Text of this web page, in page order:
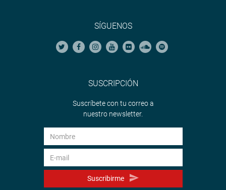
SÍGUENOS
SUSCRIPCIÓN
Suscríbete con tu correo a
nuestro newsletter.
Suscribirme